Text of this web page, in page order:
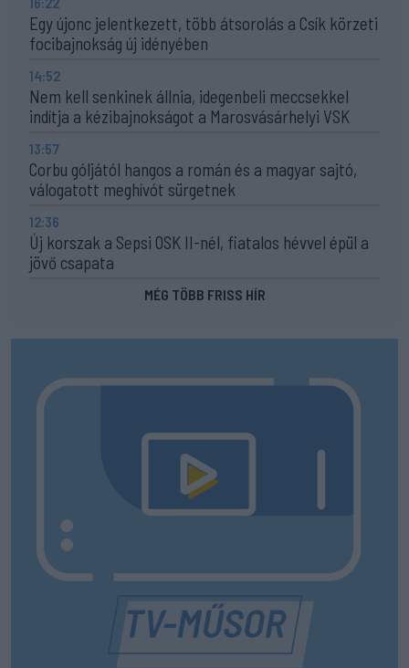
Egy újonc jelentkezett, több átsorolás a Csík körzeti
focibajnokság új idényében
14:52
Nem kell senkinek állnia, idegenbeli meccsekkel
indítja a kézibajnokságot a Marosvásárhelyi VSK
13:57
Corbu góljától hangos a román és a magyar sajtó,
válogatott meghívót sürgetnek
12:36
Új korszak a Sepsi OSK II-nél, fiatalos hévvel épül a
jövő csapata
MÉG TÖBB FRISS HÍR